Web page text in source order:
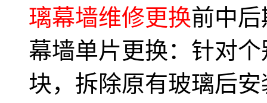
璃幕墙维修更换前中
幕墙单片更换：针对
块，拆除原有玻璃后